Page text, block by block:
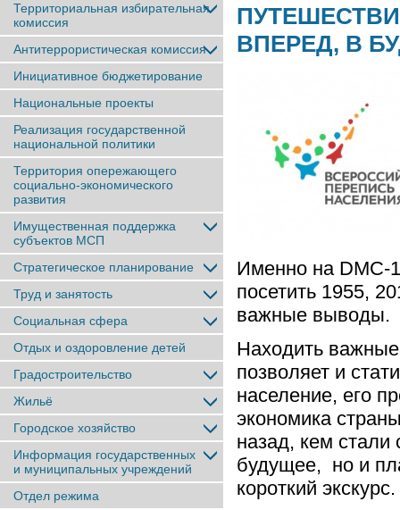
Территориальная избирательная
комиссия
Антитеррористическая комиссия
Инициативное бюджетирование
Национальные проекты
Реализация государственной
национальной политики
Территория опережающего
социально-экономического
развития
Имущественная поддержка
субъектов МСП
Стратегическое планирование
Труд и занятость
Социальная сфера
Отдых и оздоровление детей
Градостроительство
Жильё
Городское хозяйство
Информация государственных
и муниципальных учреждений
Отдел режима
ВПЕРЕД, В
Именно на DMC-
посетить 1955,
важные выводы.
Находить
позволяет и
население, его
экономика
назад, кем
будущее, но и
короткий экскурс.